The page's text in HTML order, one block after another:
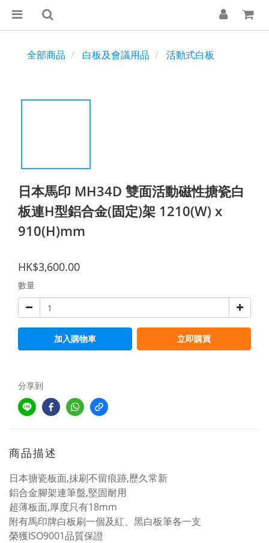
全部商品 白板及會議用品 活動式白板
日本馬印 MH34D 雙面活動磁性搪瓷白
板連H型鋁合金(固定)架 1210(W) x
910(H)mm
HK$3,600.00
數量
加入購物車 立即購買
分享到
商品描述
日本搪瓷板面,抺刷不留痕跡,歷久常新
鋁合金腳架連筆盤,堅固耐用
超薄板面,厚度只有18mm
附有馬印牌白板刷一個及紅、黑白板筆各一支
榮獲ISO9001品質保證